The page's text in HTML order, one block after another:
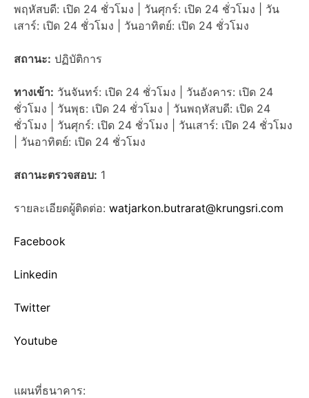
พฤหัสบดี: เปิด 24 ชั่วโมง | วันศุกร์: เปิด 24 ชั่วโมง | วัน
เสาร์: เปิด 24 ชั่วโมง | วันอาทิตย์: เปิด 24 ชั่วโมง
สถานะ: ปฏิบัติการ
ทางเข้า: วันจันทร์: เปิด 24 ชั่วโมง | วันอังคาร: เปิด 24
ชั่วโมง | วันพุธ: เปิด 24 ชั่วโมง | วันพฤหัสบดี: เปิด 24
ชั่วโมง | วันศุกร์: เปิด 24 ชั่วโมง | วันเสาร์: เปิด 24 ชั่วโมง
| วันอาทิตย์: เปิด 24 ชั่วโมง
สถานะตรวจสอบ: 1
รายละเอียดผู้ติดต่อ: watjarkon.butrarat@krungsri.com
Facebook
Linkedin
Twitter
Youtube
แผนที่ธนาคาร: